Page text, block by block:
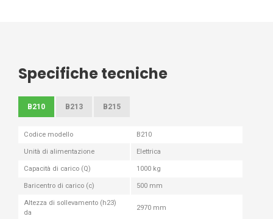
Specifiche tecniche
B210 B213 B215
Codice modello B210
Unità di alimentazione Elettrica
Capacità di carico (Q) 1000 kg
Baricentro di carico (c) 500 mm
Altezza di sollevamento (h23)
da
2970 mm